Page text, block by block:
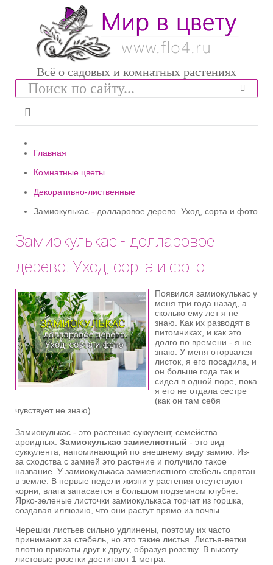
Всё о садовых и комнатных растениях
Главная
Комнатные цветы
Декоративно-лиственные
Замиокулькас - долларовое дерево. Уход, сорта и фото
Замиокулькас - долларовое
дерево. Уход, сорта и фото
Появился замиокулькас у
меня три года назад, а
сколько ему лет я не
знаю. Как их разводят в
питомниках, и как это
долго по времени - я не
знаю. У меня оторвался
листок, я его посадила, и
он больше года так и
сидел в одной поре, пока
я его не отдала сестре
(как он там себя
чувствует не знаю).
Замиокулькас - это растение суккулент, семейства
ароидных. Замиокулькас замиелистный - это вид
суккулента, напоминающий по внешнему виду замию. Из-
за сходства с замией это растение и получило такое
название. У замиокулькаса замиелистного стебель спрятан
в земле. В первые недели жизни у растения отсутствуют
корни, влага запасается в большом подземном клубне.
Ярко-зеленые листочки замиокулькаса торчат из горшка,
создавая иллюзию, что они растут прямо из почвы.
Черешки листьев сильно удлинены, поэтому их часто
принимают за стебель, но это такие листья. Листья-ветки
плотно прижаты друг к другу, образуя розетку. В высоту
листовые розетки достигают 1 метра.